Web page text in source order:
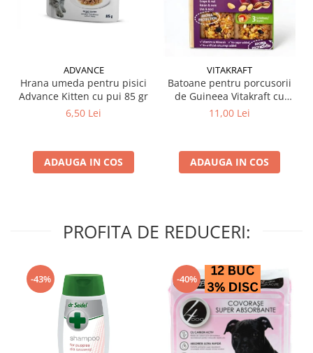
ADVANCE
Hrana umeda pentru pisici
Advance Kitten cu pui 85 gr
6,50 Lei
ADAUGA IN COS
VITAKRAFT
Batoane pentru porcusorii
de Guineea Vitakraft cu
struguri & nuci 2 buc
11,00 Lei
ADAUGA IN COS
PROFITA DE REDUCERI:
-43% -40%